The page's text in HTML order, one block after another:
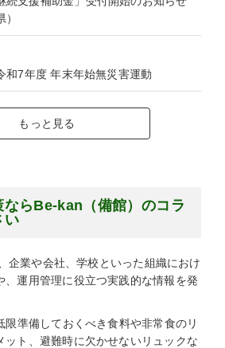
和7年度 年末年始無災害運動
もっと見る
ならBe-kan（備館）のコラ
い
企業や会社、学校といった組織におけ
、運用管理に役立つ実践的な情報を発
限準備しておくべき食料や非常食のリ
ット、避難時に欠かせないリュックな